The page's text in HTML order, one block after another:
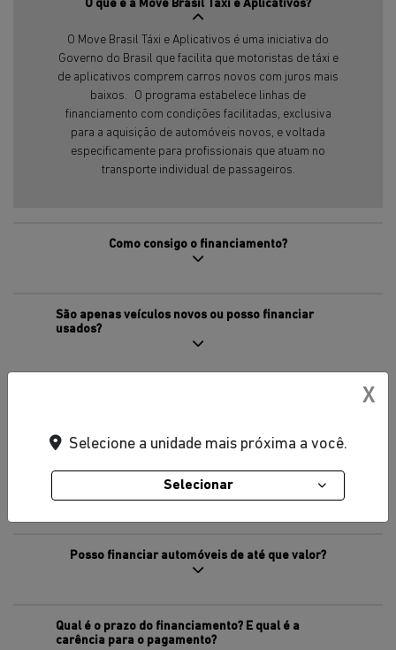
O que é a Move Brasil Táxi e Aplicativos?
O Move Brasil Táxi e Aplicativos é uma iniciativa do
Governo do Brasil que facilita que motoristas de táxi e
de aplicativos comprem carros novos com juros mais
baixos. O programa estabelece linhas de
financiamento com condições facilitadas, exclusiva
para a aquisição de automóveis novos, e voltada
especificamente para profissionais que atuam no
transporte individual de passageiros.
Como consigo o financiamento?
São apenas veículos novos ou posso financiar
usados?
Quais são as taxas de juro?
Posso financiar automóveis de até que valor?
Qual é o prazo do financiamento? E qual é a
carência para o pagamento?
X
Selecione a unidade mais próxima a você.
Selecionar